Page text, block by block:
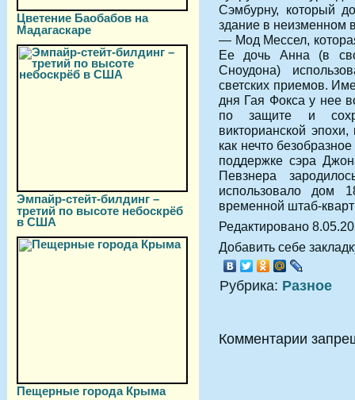
Цветение Баобабов на
Мадагаскаре
Эмпайр-стейт-билдинг –
третий по высоте небоскрёб
в США
Пещерные города Крыма
Сэмбурну, который
здание в неизменном
— Мод Мессел,
Ее дочь Анна (в
Сноудона)
светских приемов.
дня Гая Фокса у нее
по защите и
викторианской
как нечто
поддержке сэра
Певзнера
использовало дом
временной штаб-
Редактировано
Добавить себе
Рубрика: Разное
Комментарии